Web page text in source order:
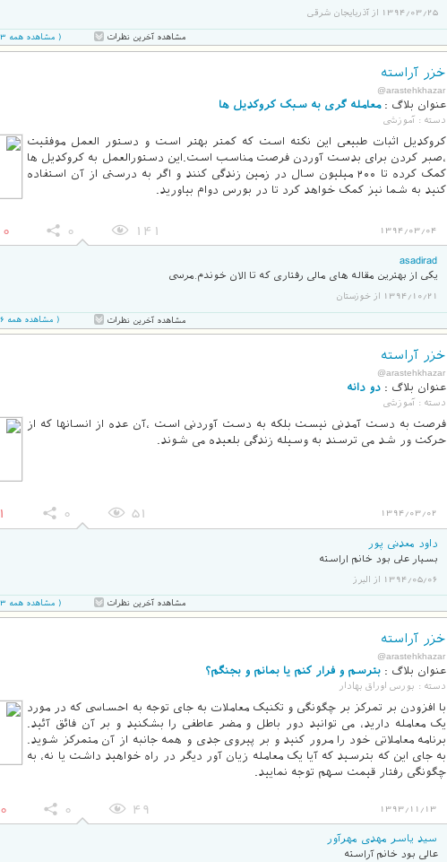
1394/03/25 از آذربایجان شرقی
مشاهده آخرین نظرات ( مشاهده همه 3 نظر در صفحه جدید )
خزر آراسته
@arastehkhazar
عنوان بلاگ :معامله گری به سبک کروکدیل ها
دسته : آموزشی
کروکدیل اثبات طبیعی این نکته است که کمتر بهتر است و دستور العمل موفقیت
،صبر کردن برای بدست آوردن فرصت مناسب است.این دستورالعمل به کروکدیل ها
کمک کرده تا ۲۰۰ میلیون سال در زمین زندگی کنند و اگر به درستی از آن استفاده
کنید به شما نیز کمک خواهد کرد تا در بورس دوام بیاورید.
1394/03/04
141
0
0
asadirad
یکی از بهترین مقاله های مالی رفتاری که تا الان خوندم.مرسی
1394/10/21 از خوزستان
مشاهده آخرین نظرات ( مشاهده همه 6 نظر در صفحه جدید )
خزر آراسته
@arastehkhazar
عنوان بلاگ : دو دانه
دسته : آموزشی
فرصت به دست آمدنی نیست بلکه به دست آوردنی است ،آن عده از انسانها که از
حرکت ور شد می ترسند به وسیله زندگی بلعیده می شوند.
1394/03/02
51
0
1
داود معدنی پور
بسیار علی بود خانم اراسته
1394/05/06 از البرز
مشاهده آخرین نظرات ( مشاهده همه 3 نظر در صفحه جدید )
خزر آراسته
@arastehkhazar
عنوان بلاگ : بترسم و فرار کنم یا بمانم و بجنگم؟
دسته : بورس اوراق بهادار
با افزودن بر تمرکز بر چگونگی و تکنیک معاملات به جای توجه به احساسی که در مورد
یک معامله دارید، می توانید دور باطل و مضر عاطفی را بشکنید و بر آن فائق آئید.
برنامه معاملاتی خود را مرور کنید و بر پیروی جدی و همه جانبه از آن متمرکز شوید.
به جای این که بترسید که آیا یک معامله زیان آور دیگر در راه خواهید داشت یا نه، به
چگونگی رفتار قیمت سهم توجه نمایید.
1393/11/13
49
0
0
سید یاسر مهدی مهرآور
عالی بود خانم آراسته